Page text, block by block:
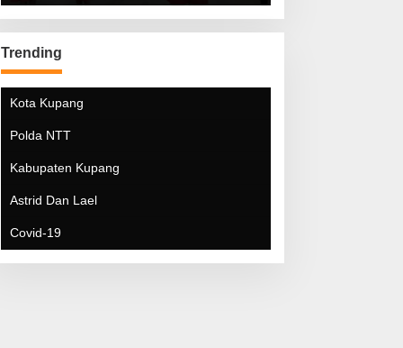
Trending
Kota Kupang
Polda NTT
Kabupaten Kupang
Astrid Dan Lael
Covid-19